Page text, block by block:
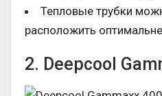
Тепловые трубки
расположить
2. Deepcool